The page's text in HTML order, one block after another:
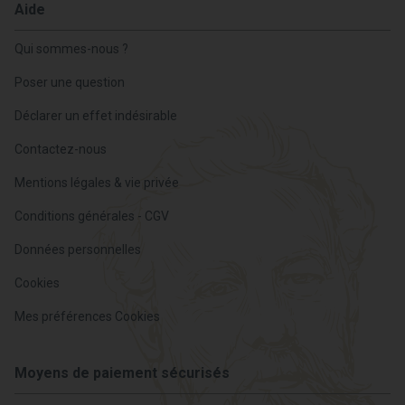
Aide
Qui sommes-nous ?
Poser une question
Déclarer un effet indésirable
Contactez-nous
Mentions légales & vie privée
Conditions générales - CGV
Données personnelles
Cookies
Mes préférences Cookies
Moyens de paiement sécurisés